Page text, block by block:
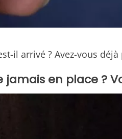
il arrivé ? Avez-vous
jamais en place ?